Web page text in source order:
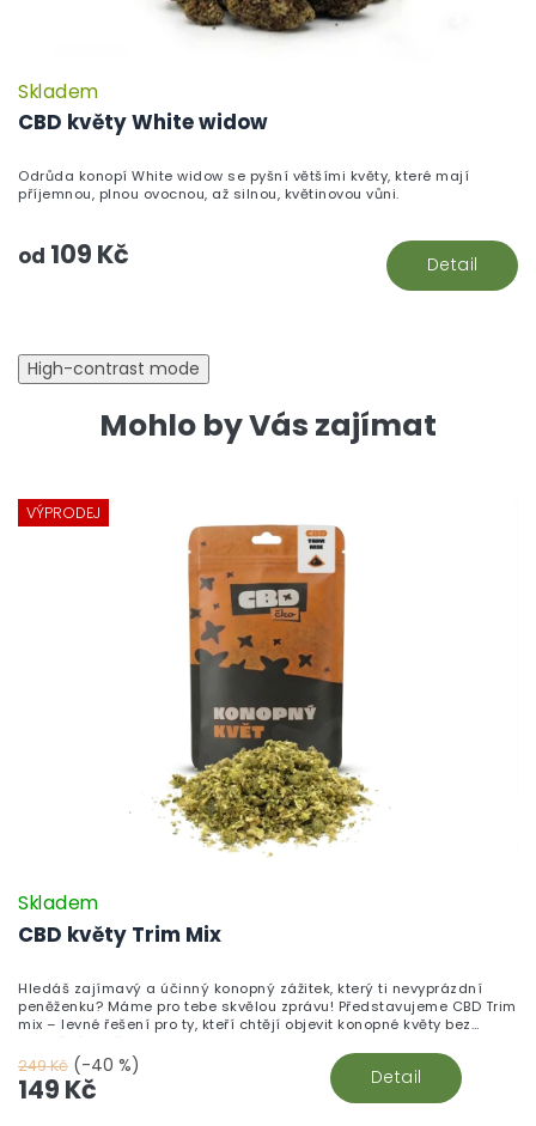
CBD květy White widow
Skladem
od 109 Kč Detail
Odrůda konopí White widow se pyšní většími květy, které mají
příjemnou, plnou ovocnou, až silnou, květinovou vůni.
High-contrast mode
Mohlo by Vás zajímat
VÝPRODEJ
CBD květy Trim Mix
Skladem
249 Kč (-40 %)
149 Kč Detail
Hledáš zajímavý a účinný konopný zážitek, který ti nevyprázdní
peněženku? Máme pro tebe skvělou zprávu! Představujeme CBD Trim
mix – levné řešení pro ty, kteří chtějí objevit konopné květy bez
zbytečného přepychu.